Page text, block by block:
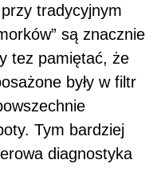
tradycyjnym
są znacznie
tez pamiętać, że
były w filtr
Tym bardziej
diagnostyka